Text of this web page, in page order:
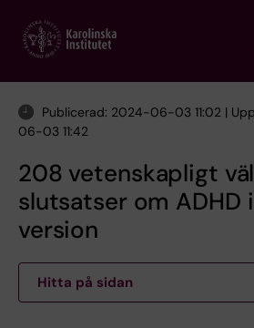
main
Publicerad: 2024-06-03 11:02 |
06-03 11:42
208 vetenskapligt
slutsatser om ADHD
version
Hitta på sidan